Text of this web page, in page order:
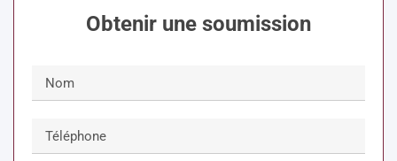
Obtenir une soumission